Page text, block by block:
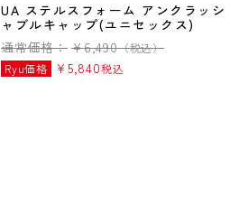
UA ステルスフォーム アンクラッシ
ャブルキャップ(ユニセックス)
通常価格： ¥6,490（税込）
Ryu価格
¥ 5,840税込